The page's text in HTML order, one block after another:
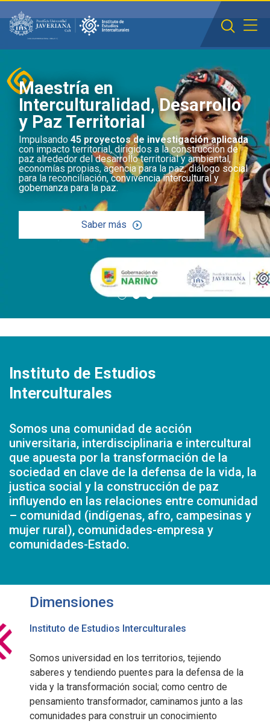
Maestría en
Interculturalidad, Desarrollo
y Paz Territorial
Impulsando45 proyectos de investigación aplicada
con impacto territorial, dirigidos a la construcción de
paz alrededor del desarrollo territorial y ambiental,
economías propias, agencia para la paz, diálogo social
para la reconciliación, convivencia intercultural y
gobernanza para la paz.
Saber más
Instituto de Estudios
Interculturales
Somos una comunidad de acción
universitaria, interdisciplinaria e intercultural
que apuesta por la transformación de la
sociedad en clave de la defensa de la vida, la
justica social y la construcción de paz
influyendo en las relaciones entre comunidad
– comunidad (indígenas, afro, campesinas y
mujer rural), comunidades-empresa y
comunidades-Estado.
Dimensiones
Instituto de Estudios Interculturales
Somos universidad en los territorios, tejiendo
saberes y tendiendo puentes para la defensa de la
vida y la transformación social; como centro de
pensamiento transformador, caminamos junto a las
comunidades para construir un conocimiento